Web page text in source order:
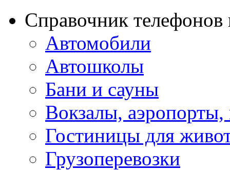
Справочник
Автомобили
Автошколы
Бани и сауны
Вокзалы,
Гостиницы для
Грузоперевозки